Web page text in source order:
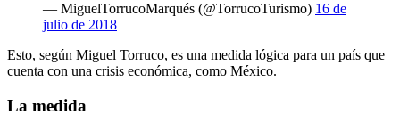
— MiguelTorrucoMarqués (@TorrucoTurismo) 16 de
julio de 2018
Esto, según Miguel Torruco, es una medida lógica para un país que
cuenta con una crisis económica, como México.
La medida